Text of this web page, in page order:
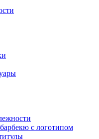
с логотипом